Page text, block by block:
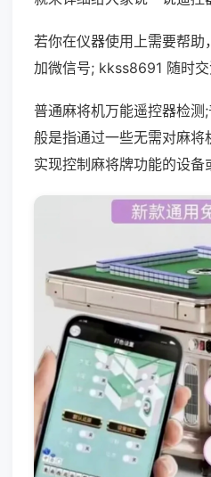
若你在仪器使用上需要帮
加微信号; kkss8691 随时交
普通麻将机万能遥控器检
般是指通过一些无需对麻
实现控制麻将牌功能的设备